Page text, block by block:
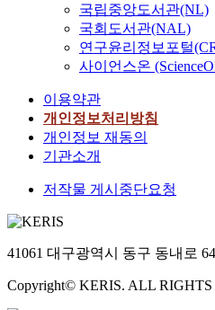
국립중앙도서관(NL)
국회도서관(NAL)
연구윤리정보포털
사이언스온
이용약관
개인정보처리방침
개인정보 재동의
기관소개
저작물 게시중단요청
41061 대구광역시 동구 동내로
Copyright© KERIS. ALL RIGHTS